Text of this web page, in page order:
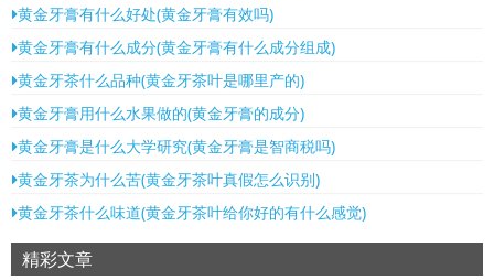
黄金牙膏有什么好处(黄金牙膏有效吗)
黄金牙膏有什么成分(黄金牙膏有什么成分组成)
黄金牙茶什么品种(黄金牙茶叶是哪里产的)
黄金牙膏用什么水果做的(黄金牙膏的成分)
黄金牙膏是什么大学研究(黄金牙膏是智商税吗)
黄金牙茶为什么苦(黄金牙茶叶真假怎么识别)
黄金牙茶什么味道(黄金牙茶叶给你好的有什么感觉)
精彩文章